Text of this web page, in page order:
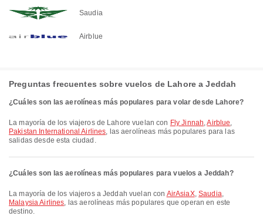
Saudia
Airblue
Preguntas frecuentes sobre vuelos de Lahore a Jeddah
¿Cuáles son las aerolíneas más populares para volar desde Lahore?
La mayoría de los viajeros de Lahore vuelan con Fly Jinnah,Airblue,
Pakistan International Airlines, las aerolíneas más populares para las
salidas desde esta ciudad.
¿Cuáles son las aerolíneas más populares para vuelos a Jeddah?
La mayoría de los viajeros a Jeddah vuelan con AirAsiaX, Saudia,
Malaysia Airlines, las aerolíneas más populares que operan en este
destino.